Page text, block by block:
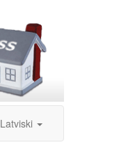
Latviski